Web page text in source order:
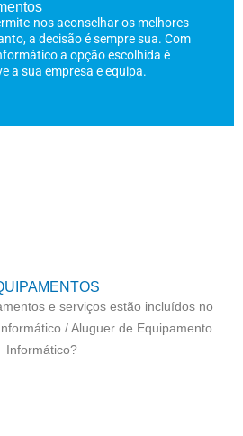
nos aconselhar os melhores
a decisão é sempre sua. Com
a opção escolhida é
a sua empresa e equipa.
e serviços estão incluídos no
/ Aluguer de Equipamento
Informático?